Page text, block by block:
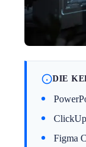
DIE
Figma